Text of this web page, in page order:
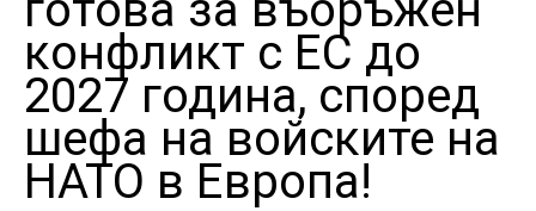
конфликт с ЕС до
2027 година, според
шефа на войските на
НАТО в Европа!